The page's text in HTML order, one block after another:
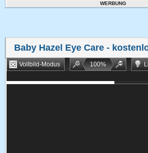
WERBUNG
Baby Hazel Eye Care -
Vollbild-Modus 100%